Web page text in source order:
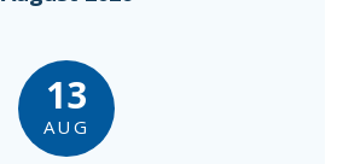
13
AUG